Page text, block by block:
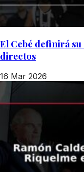
El Cebé definirá
directos
16 Mar 2026